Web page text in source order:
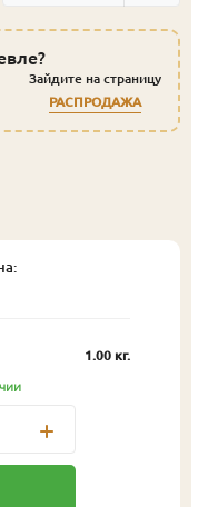
Зайдите на страницу
РАСПРОДАЖА
1.00 кг.